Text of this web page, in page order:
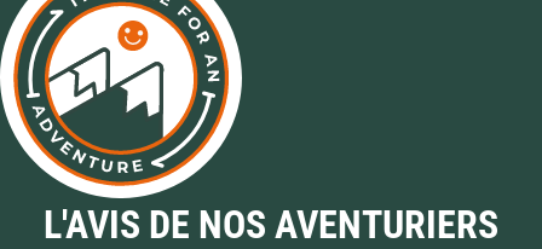
L'AVIS DE NOS AVENTURIERS